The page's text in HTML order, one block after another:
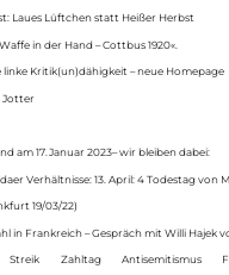
Laues Lüftchen statt Heißer Herbst
in der Hand – Cottbus 1920«.
Kritik(un)dähigkeit – neue Homepage
Jotter
am 17.Januar 2023– wir bleiben dabei:
Verhältnisse: 13. April: 4 Todestag von
19/03/22)
in Frankreich – Gespräch mit Willi Hajek
Streik Zahltag Antisemitismus